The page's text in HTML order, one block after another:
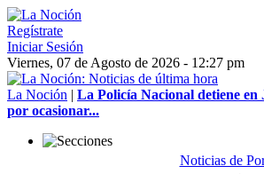
Regístrate
Iniciar Sesión
Viernes, 07 de Agosto de 2026 - 12:27 pm
La Noción | La Policía Nacional detiene en
por ocasionar...
Noticias de